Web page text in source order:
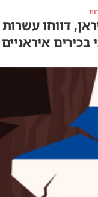
דווחו
בכירים